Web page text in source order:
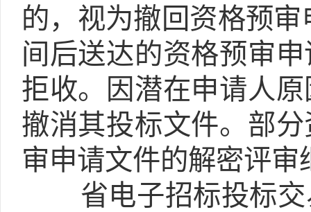
的，视为撤回资格预
间后送达的资格预审
拒收。因潜在申请人
撤消其投标文件。部
审申请文件的解密评审
省电子招标投标